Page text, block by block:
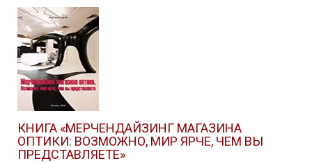
КНИГА «МЕРЧЕНДАЙЗИНГ МАГАЗИНА
ОПТИКИ: ВОЗМОЖНО, МИР ЯРЧЕ, ЧЕМ ВЫ
ПРЕДСТАВЛЯЕТЕ»